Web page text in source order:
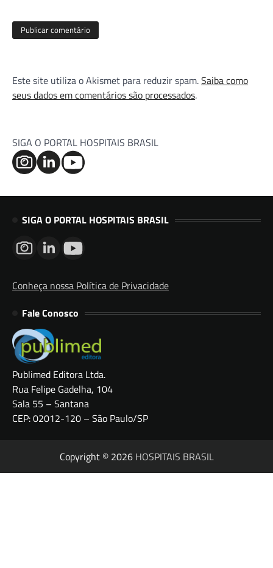
Este site utiliza o Akismet para reduzir spam.Saiba como
seus dados em comentários são processados.
SIGA O PORTAL HOSPITAIS BRASIL
SIGA O PORTAL HOSPITAIS BRASIL
Conheça nossa Política de Privacidade
Fale Conosco
Publimed Editora Ltda.
Rua Felipe Gadelha, 104
Sala 55 – Santana
CEP: 02012-120 – São Paulo/SP
Copyright © 2026 HOSPITAIS BRASIL